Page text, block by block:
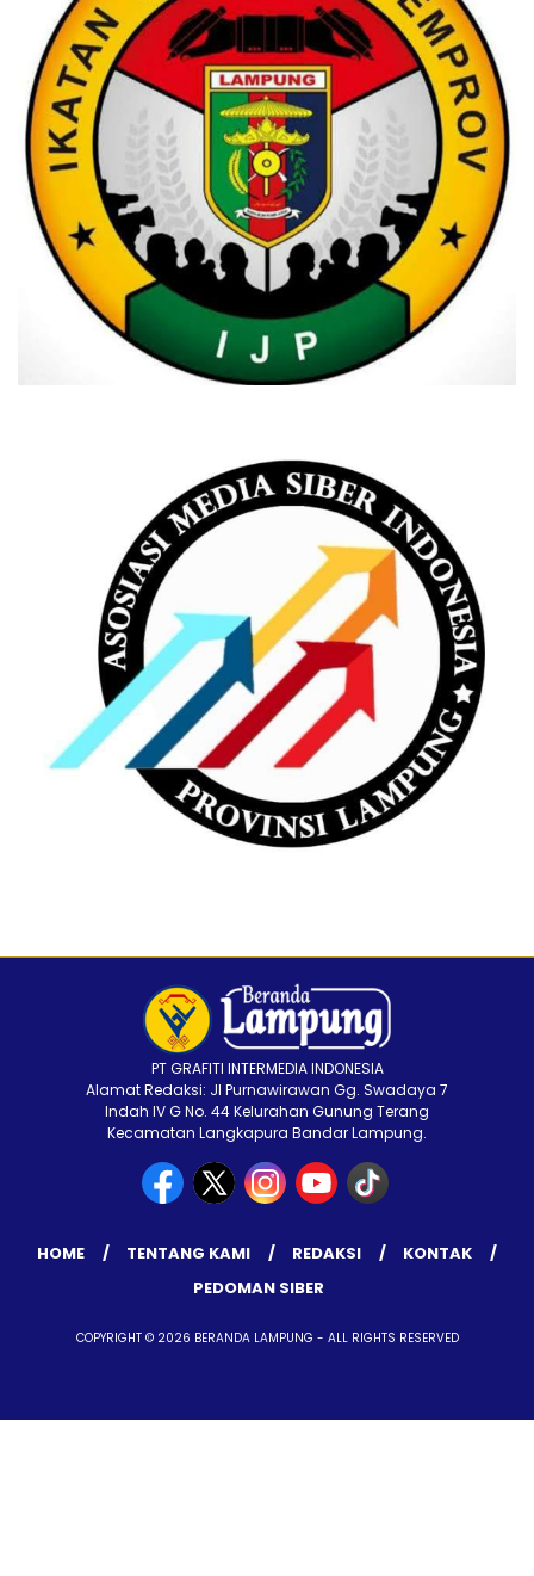
PT GRAFITI INTERMEDIA INDONESIA
Alamat Redaksi: Jl Purnawirawan Gg. Swadaya 7
Indah IV G No. 44 Kelurahan Gunung Terang
Kecamatan Langkapura Bandar Lampung.
HOME TENTANG KAMI REDAKSI
KONTAK
PEDOMAN SIBER
COPYRIGHT © 2026 BERANDA LAMPUNG - ALL RIGHTS RESERVED